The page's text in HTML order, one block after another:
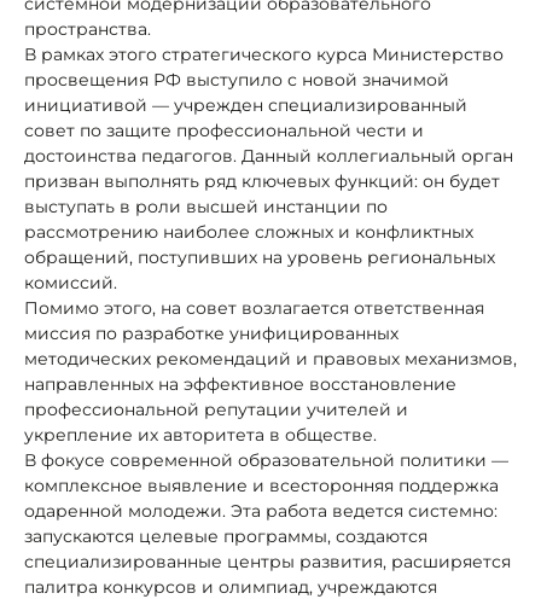
пространства.
В рамках этого стратегического курса Министерство
просвещения РФ выступило с новой значимой
инициативой — учрежден специализированный
совет по защите профессиональной чести и
достоинства педагогов. Данный коллегиальный орган
призван выполнять ряд ключевых функций: он будет
выступать в роли высшей инстанции по
рассмотрению наиболее сложных и конфликтных
обращений, поступивших на уровень региональных
комиссий.
Помимо этого, на совет возлагается ответственная
миссия по разработке унифицированных
методических рекомендаций и правовых механизмов,
направленных на эффективное восстановление
профессиональной репутации учителей и
укрепление их авторитета в обществе.
В фокусе современной образовательной политики —
комплексное выявление и всесторонняя поддержка
одаренной молодежи. Эта работа ведется системно:
запускаются целевые программы, создаются
специализированные центры развития, расширяется
палитра конкурсов и олимпиад, учреждаются